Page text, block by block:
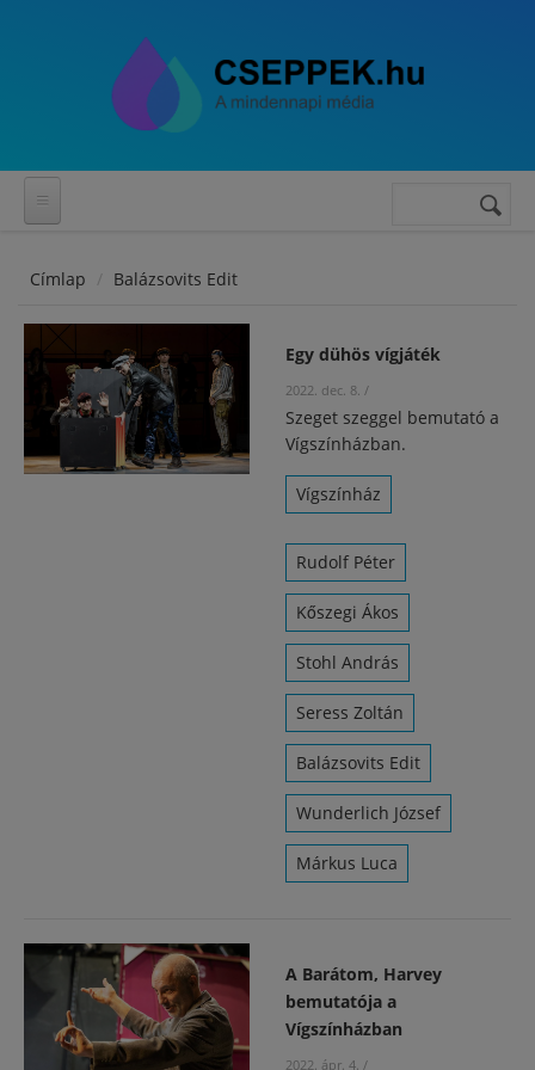
Keresés
Címlap Balázsovits Edit
Egy dühös vígjáték
2022. dec. 8. /
Szeget szeggel bemutató a
Vígszínházban.
Vígszínház
Rudolf Péter
Kőszegi Ákos
Stohl András
Seress Zoltán
Balázsovits Edit
Wunderlich József
Márkus Luca
A Barátom, Harvey
bemutatója a
Vígszínházban
2022. ápr. 4. /